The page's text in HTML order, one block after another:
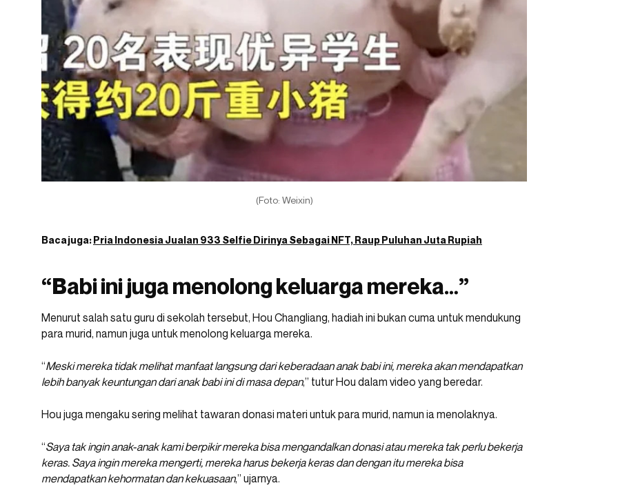
(Foto: Weixin)
Baca juga:Pria Indonesia Jualan 933 Selfie Dirinya Sebagai NFT, Raup Puluhan Juta Rupiah
“Babi ini juga menolong keluarga mereka…”
Menurut salah satu guru di sekolah tersebut, Hou Changliang, hadiah ini bukan cuma untuk mendukung
para murid, namun juga untuk menolong keluarga mereka.
“Meski mereka tidak melihat manfaat langsung dari keberadaan anak babi ini, mereka akan mendapatkan
lebih banyak keuntungan dari anak babi ini di masa depan,” tutur Hou dalam video yang beredar.
Hou juga mengaku sering melihat tawaran donasi materi untuk para murid, namun ia menolaknya.
“Saya tak ingin anak-anak kami berpikir mereka bisa mengandalkan donasi atau mereka tak perlu bekerja
keras. Saya ingin mereka mengerti, mereka harus bekerja keras dan dengan itu mereka bisa
mendapatkan kehormatan dan kekuasaan,” ujarnya.